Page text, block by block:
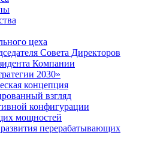
цеха
Совета Директоров
Компании
2030»
концепция
взгляд
конфигурации
мощностей
перерабатывающих